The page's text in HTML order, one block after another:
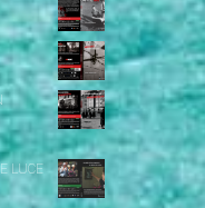
LUCE